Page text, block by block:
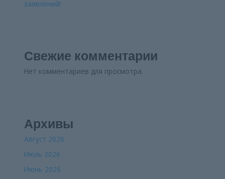
заявлений!
Свежие комментарии
Нет комментариев для просмотра.
Архивы
Август 2026
Июль 2026
Июнь 2026